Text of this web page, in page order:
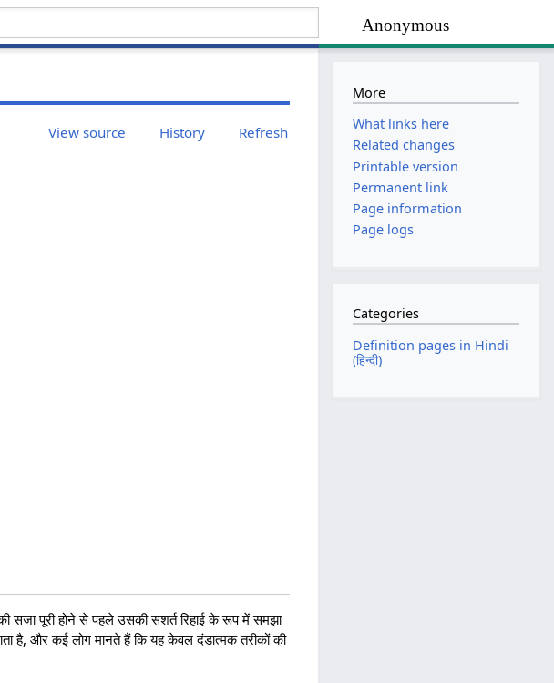
Anonymous
View source History Refresh
सजा पूरी होने से पहले उसकी सशर्त रिहाई के रूप में समझा
है, और कई लोग मानते हैं कि यह केवल दंडात्मक तरीकों की
More
What links here
Related changes
Printable version
Permanent link
Page information
Page logs
Categories
Definition pages in Hindi
(हिन्दी)